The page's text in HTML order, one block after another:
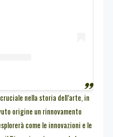
nella storia dell’arte, in
origine un rinnovamento
come le innovazioni e le